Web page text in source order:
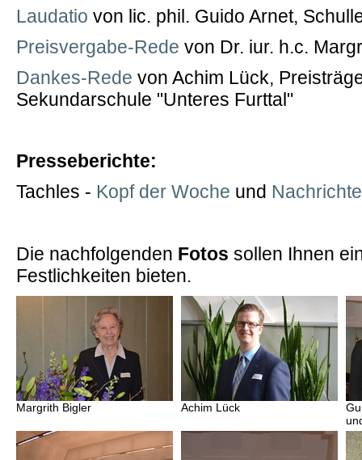
Laudatio von lic. phil. Guido Arnet,
Preisvergabe-Rede von Dr. iur. h.c.
Dankes-Rede von Achim Lück,
Sekundarschule "Unteres Furttal"
Presseberichte:
Tachles - Kopf der Woche und
Die nachfolgenden Fotos sollen Ihnen
Festlichkeiten bieten.
Margrith Bigler Achim Lück